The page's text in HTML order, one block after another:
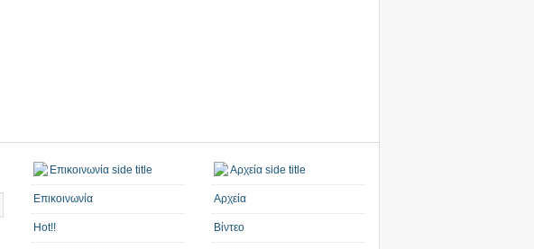
Επικοινωνία
Hot!!
Αρχεία
Βίντεο